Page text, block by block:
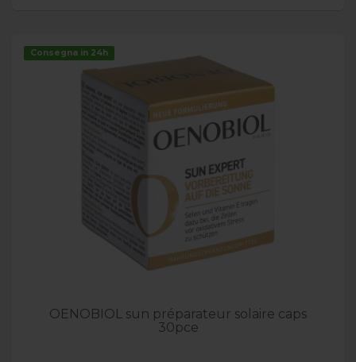
Consegna in 24h
OENOBIOL sun préparateur solaire caps
30pce